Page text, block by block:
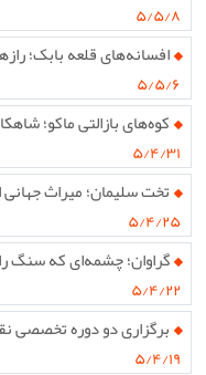
۵/۵/۸
افسانه‌های قلعه بابک؛
۵/۵/۶
کوه‌های بازالتی ماکو؛
۵/۴/۳۱
تخت سلیمان؛ میراث
۵/۴/۲۵
گراوان؛ چشمه‌ای که سنگ
۵/۴/۲۲
برگزاری دو دوره تخصصی
۵/۴/۱۹